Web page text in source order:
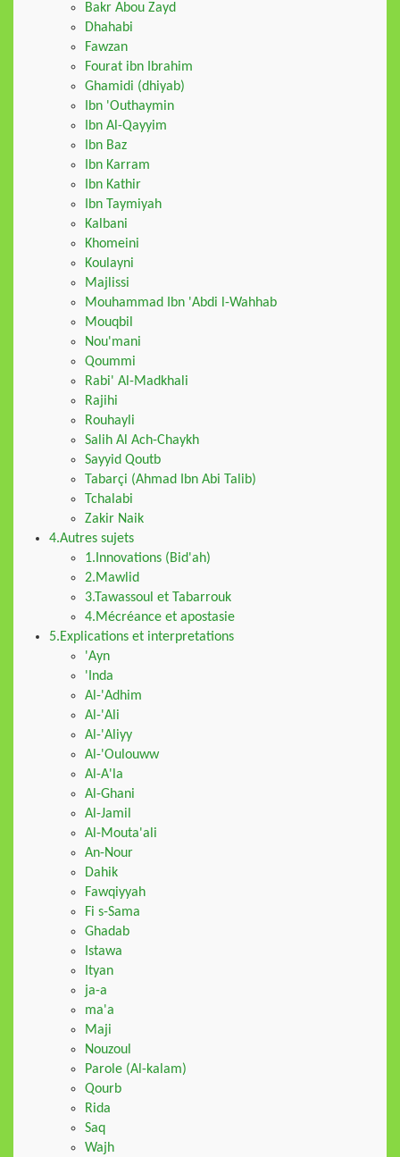
Bakr Abou Zayd
Dhahabi
Fawzan
Fourat ibn Ibrahim
Ghamidi (dhiyab)
Ibn 'Outhaymin
Ibn Al-Qayyim
Ibn Baz
Ibn Karram
Ibn Kathir
Ibn Taymiyah
Kalbani
Khomeini
Koulayni
Majlissi
Mouhammad Ibn 'Abdi l-Wahhab
Mouqbil
Nou'mani
Qoummi
Rabi' Al-Madkhali
Rajihi
Rouhayli
Salih Al Ach-Chaykh
Sayyid Qoutb
Tabarçi (Ahmad Ibn Abi Talib)
Tchalabi
Zakir Naik
4.Autres sujets
1.Innovations (Bid'ah)
2.Mawlid
3.Tawassoul et Tabarrouk
4.Mécréance et apostasie
5.Explications et interpretations
'Ayn
'Inda
Al-'Adhim
Al-'Ali
Al-'Aliyy
Al-'Oulouww
Al-A'la
Al-Ghani
Al-Jamil
Al-Mouta'ali
An-Nour
Dahik
Fawqiyyah
Fi s-Sama
Ghadab
Istawa
Ityan
ja-a
ma'a
Maji
Nouzoul
Parole (Al-kalam)
Qourb
Rida
Saq
Wajh